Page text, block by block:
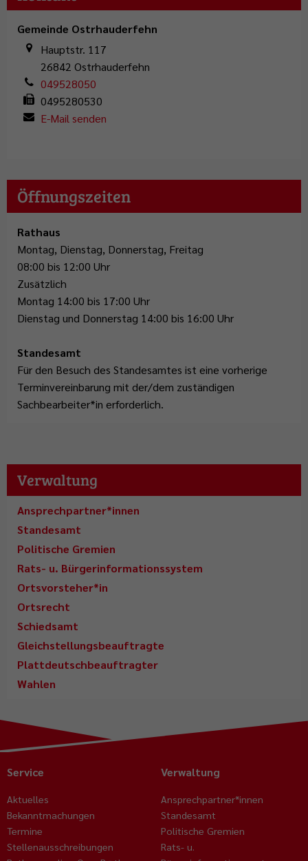
Abfallentsorgung
Geschichte
Wappen & Flagge
Wahlen
Flüchtlingsstützpunkt
Tafel Ostrhauderfehn
Familienstützpunkt
Treffpunkt Anleger
Büchereien
Erwachsenenbildung
Gemeindeentwicklungskonzept
Gemeinde Ostrhauderfehn
Hauptstr. 117
26842 Ostrhauderfehn
049528050
0495280530
E-Mail senden
Öffnungszeiten
Rathaus
Montag, Dienstag, Donnerstag, Freitag
08:00 bis 12:00 Uhr
Zusätzlich
Montag 14:00 bis 17:00 Uhr
Dienstag und Donnerstag 14:00 bis 16:00 Uhr
Standesamt
Für den Besuch des Standesamtes ist eine vorherige
Terminvereinbarung mit der/dem zuständigen
Sachbearbeiter*in erforderlich.
Verwaltung
Ansprechpartner*innen
Standesamt
Politische Gremien
Rats- u. Bürgerinformationssystem
Ortsvorsteher*in
Ortsrecht
Schiedsamt
Gleichstellungsbeauftragte
Plattdeutschbeauftragter
Wahlen
Service
Aktuelles
Bekanntmachungen
Termine
Stellenausschreibungen
Verwaltung
Ansprechpartner*innen
Standesamt
Politische Gremien
Rats- u.